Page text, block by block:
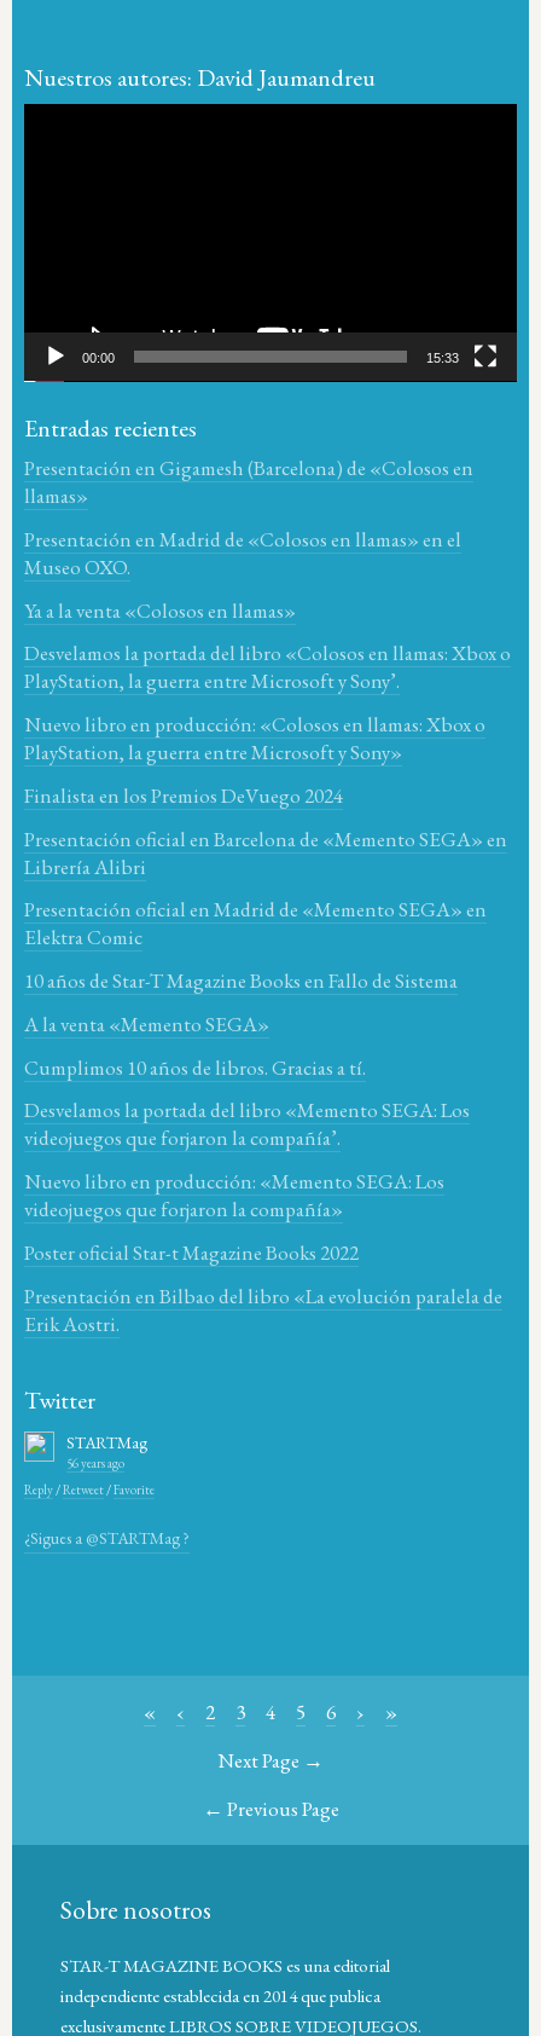
Nuestros autores: David Jaumandreu
00:00 15:33
Entradas recientes
Presentación en Gigamesh (Barcelona) de «Colosos en
llamas»
Presentación en Madrid de «Colosos en llamas» en el
Museo OXO.
Ya a la venta «Colosos en llamas»
Desvelamos la portada del libro «Colosos en llamas: Xbox o
PlayStation, la guerra entre Microsoft y Sony’.
Nuevo libro en producción: «Colosos en llamas: Xbox o
PlayStation, la guerra entre Microsoft y Sony»
Finalista en los Premios DeVuego 2024
Presentación oficial en Barcelona de «Memento SEGA» en
Librería Alibri
Presentación oficial en Madrid de «Memento SEGA» en
Elektra Comic
10 años de Star-T Magazine Books en Fallo de Sistema
A la venta «Memento SEGA»
Cumplimos 10 años de libros. Gracias a tí.
Desvelamos la portada del libro «Memento SEGA: Los
videojuegos que forjaron la compañía’.
Nuevo libro en producción: «Memento SEGA: Los
videojuegos que forjaron la compañía»
Poster oficial Star-t Magazine Books 2022
Presentación en Bilbao del libro «La evolución paralela de
Erik Aostri.
Twitter
STARTMag
56 years ago
Reply/Retweet/Favorite
¿Sigues a @STARTMag ?
« ‹ 2 3 4 5 6 ›
»
Next Page →
← Previous Page
Sobre nosotros
STAR-T MAGAZINE BOOKS es una editorial
independiente establecida en 2014 que publica
exclusivamente LIBROS SOBRE VIDEOJUEGOS.